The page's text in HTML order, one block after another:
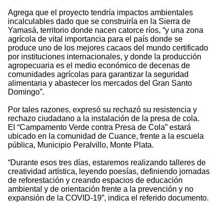
Agrega que el proyecto tendría impactos ambientales
incalculables dado que se construiría en la Sierra de
Yamasá, territorio donde nacen catorce ríos, “y una zona
agrícola de vital importancia para el país donde se
produce uno de los mejores cacaos del mundo certificado
por instituciones internacionales, y donde la producción
agropecuaria es el medio económico de decenas de
comunidades agrícolas para garantizar la seguridad
alimentaria y abastecer los mercados del Gran Santo
Domingo”.
Por tales razones, expresó su rechazó su resistencia y
rechazo ciudadano a la instalación de la presa de cola.
El “Campamento Verde contra Presa de Cola” estará
ubicado en la comunidad de Cuance, frente a la escuela
pública, Municipio Peralvillo, Monte Plata.
“Durante esos tres días, estaremos realizando talleres de
creatividad artística, leyendo poesías, definiendo jornadas
de reforestación y creando espacios de educación
ambiental y de orientación frente a la prevención y no
expansión de la COVID-19”, indica el referido documento.